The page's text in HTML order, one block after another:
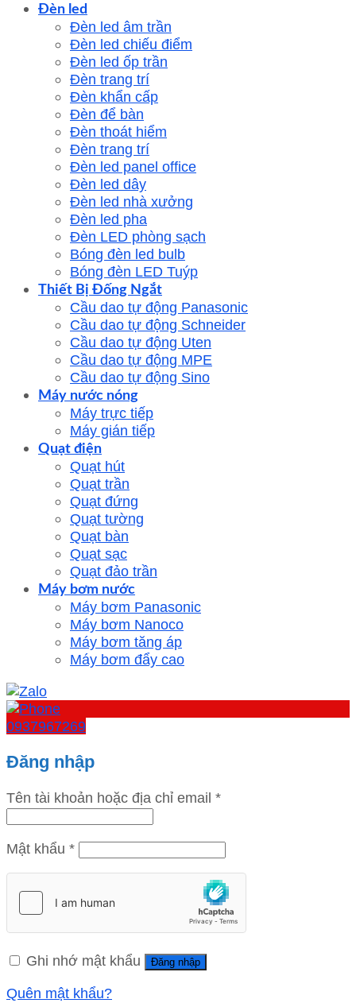
Đèn led
Đèn led âm trần
Đèn led chiếu điểm
Đèn led ốp trần
Đèn trang trí
Đèn khẩn cấp
Đèn để bàn
Đèn thoát hiểm
Đèn trang trí
Đèn led panel office
Đèn led dây
Đèn led nhà xưởng
Đèn led pha
Đèn LED phòng sạch
Bóng đèn led bulb
Bóng đèn LED Tuýp
Thiết Bị Đống Ngắt
Cầu dao tự động Panasonic
Cầu dao tự động Schneider
Cầu dao tự động Uten
Cầu dao tự động MPE
Cầu dao tự động Sino
Máy nước nóng
Máy trực tiếp
Máy gián tiếp
Quạt điện
Quạt hút
Quạt trần
Quạt đứng
Quạt tường
Quạt bàn
Quạt sạc
Quạt đảo trần
Máy bơm nước
Máy bơm Panasonic
Máy bơm Nanoco
Máy bơm tăng áp
Máy bơm đẩy cao
0937967269
Đăng nhập
Tên tài khoản hoặc địa chỉ email *
Mật khẩu *
Ghi nhớ mật khẩu Đăng nhập
Quên mật khẩu?